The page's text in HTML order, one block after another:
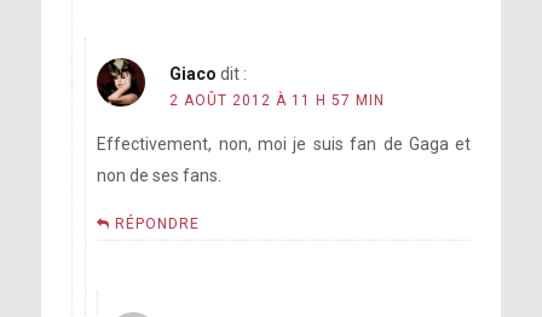
Giaco dit :
2 AOÛT 2012 À 11 H 57 MIN
Effectivement, non, moi je suis fan de Gaga et
non de ses fans.
RÉPONDRE